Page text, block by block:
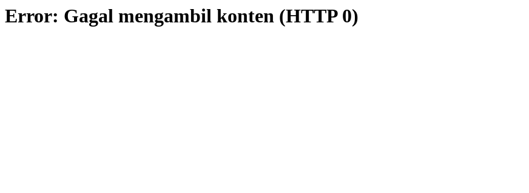
Error: Gagal mengambil konten (HTTP 0)